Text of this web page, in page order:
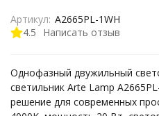
4.5 Написать отзыв
Артикул: A2665PL-1WH
Однофазный двужильный
светильник Arte Lamp
решение для современных